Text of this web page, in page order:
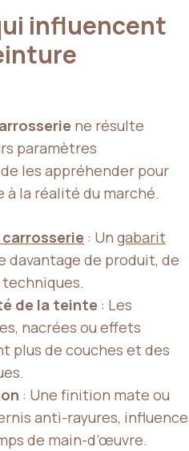
influencent
ne résulte
paramètres
les appréhender pour
la réalité du marché.
: Un gabarit
davantage de produit, de
de la teinte : Les
nacrées ou effets
plus de couches et des
: Une finition mate ou
anti-rayures, influence
de main-d’œuvre.